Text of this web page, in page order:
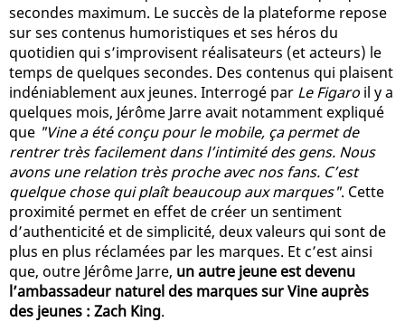
secondes maximum. Le succès de la plateforme repose
sur ses contenus humoristiques et ses héros du
quotidien qui s’improvisent réalisateurs (et acteurs) le
temps de quelques secondes. Des contenus qui plaisent
indéniablement aux jeunes. Interrogé par Le Figaro il y a
quelques mois, Jérôme Jarre avait notamment expliqué
que "Vine a été conçu pour le mobile, ça permet de
rentrer très facilement dans l’intimité des gens. Nous
avons une relation très proche avec nos fans. C’est
quelque chose qui plaît beaucoup aux marques". Cette
proximité permet en effet de créer un sentiment
d’authenticité et de simplicité, deux valeurs qui sont de
plus en plus réclamées par les marques. Et c’est ainsi
que, outre Jérôme Jarre, un autre jeune est devenu
l’ambassadeur naturel des marques sur Vine auprès
des jeunes : Zach King.